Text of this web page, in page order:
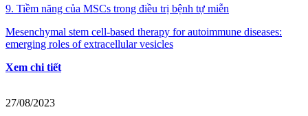
9. Tiềm năng của MSCs trong điều trị bệnh tự miễn
Mesenchymal stem cell-based therapy for autoimmune diseases:
emerging roles of extracellular vesicles
Xem chi tiết
27/08/2023